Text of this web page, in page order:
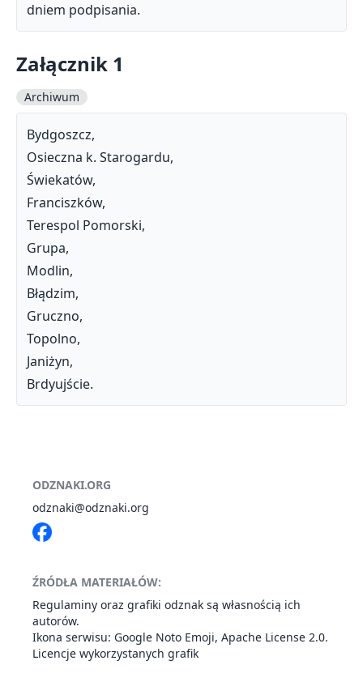
dniem podpisania.
Załącznik 1
Archiwum
Bydgoszcz,
Osieczna k. Starogardu,
Świekatów,
Franciszków,
Terespol Pomorski,
Grupa,
Modlin,
Błądzim,
Gruczno,
Topolno,
Janiżyn,
Brdyujście.
ODZNAKI.ORG
odznaki@odznaki.org
ŹRÓDŁA MATERIAŁÓW:
Regulaminy oraz grafiki odznak są własnością ich
autorów.
Ikona serwisu: Google Noto Emoji, Apache License 2.0.
Licencje wykorzystanych grafik